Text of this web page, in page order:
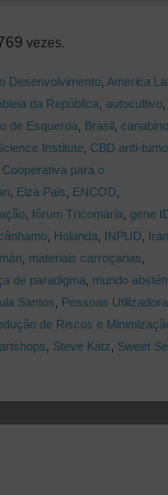
vezes.
Desenvolvimento, America
da República autocultivo,
de Esquerda Brasil,
Institute, CBD anti-
Cooperativa para o
Elza Pais ENCOD
, fórum Tricomaria gene
, Holanda INPUD
materiais carroçarias
de paradigma mundo
Santos
Pessoas
de Riscos e
Steve Katz Sweet